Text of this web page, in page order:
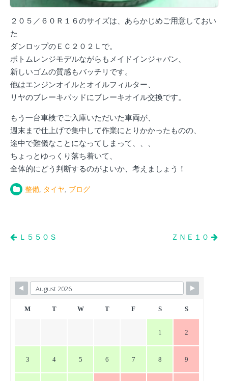
２０５／６０Ｒ１６のサイズは、あらかじめご用意しておい
た
ダンロップのＥＣ２０２Ｌで。
ボトムレンジモデルながらもメイドインジャパン、
新しいゴムの質感もバッチリです。
他はエンジンオイルとオイルフィルター、
リヤのブレーキパッドにブレーキオイル交換です。
もう一台車検でご入庫いただいた車両が、
週末まで仕上げで集中して作業にとりかかったものの、
途中で難儀なことになってしまって、、、
ちょっとゆっくり落ち着いて、
全体的にどう判断するのがよいか、考えましょう！
整備, タイヤ, ブログ
投
ビ
ゲ
Ｌ５５０Ｓ ＺＮＥ１０
M T W T F S S
1 2
3 4 5 6 7 8 9